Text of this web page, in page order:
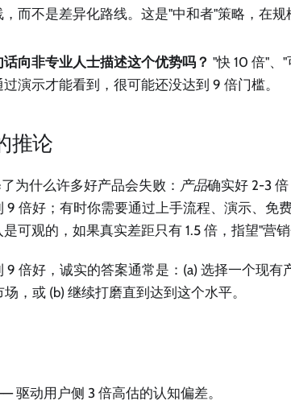
而不是差异化路线。这是"中和者"策略，在
向非专业人士描述这个优势吗？ "快 10 倍"、
演示才能看到，很可能还没达到 9 倍门槛。
推论
为什么许多好产品会失败： 产品确实好 2-3 倍
9 倍好；有时你需要通过上手流程、演示、免
可观的，如果真实差距只有 1.5 倍，指望"营
9 倍好，诚实的答案通常是：(a) 选择一个现有
，或 (b) 继续打磨直到达到这个水平。
驱动用户侧 3 倍高估的认知偏差。